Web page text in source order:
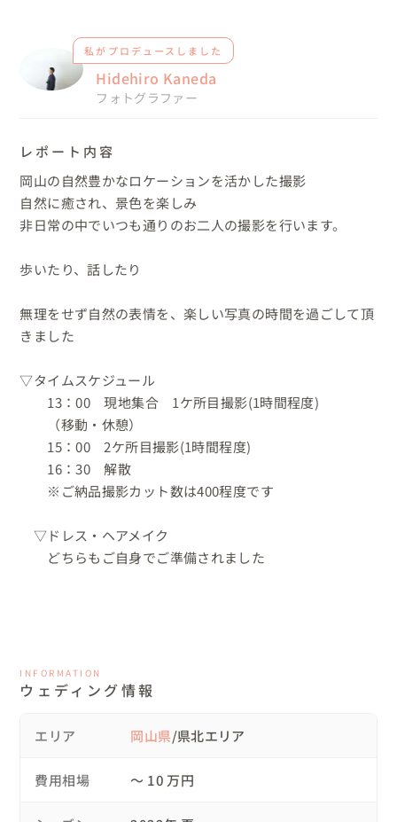
私がプロデュースしました
Hidehiro Kaneda
フォトグラファー
レポート内容
岡山の自然豊かなロケーションを活かした撮影
自然に癒され、景色を楽しみ
非日常の中でいつも通りのお二人の撮影を行います。
歩いたり、話したり
無理をせず自然の表情を、楽しい写真の時間を過ごして頂
きました
▽タイムスケジュール
13：00　現地集合　1ケ所目撮影(1時間程度)
（移動・休憩）
15：00　2ケ所目撮影(1時間程度)
16：30　解散
※ご納品撮影カット数は400程度です
▽ドレス・ヘアメイク
どちらもご自身でご準備されました
INFORMATION
ウェディング情報
エリア 岡山県/県北エリア
費用相場 〜 10 万円